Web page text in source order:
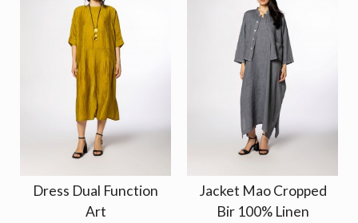
Dress Dual Function
Art
Jacket Mao Cropped
Bir 100% Linen